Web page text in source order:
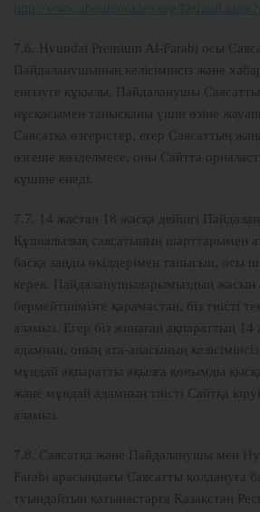
http://www.aboutcookies.org/
7.6. Hyundai Premium Al-Farabi осы
Пайдаланушының келісімінсіз және
енгізуге құқылы. Пайдаланушы
нұсқасымен танысқаны үшін өзіне
Саясатқа өзгерістер, егер Саясаттың
өзгеше көзделмесе, оны Сайтта
күшіне енеді.
7.7. 14 жастан 18 жасқа дейінгі
Құпиялылық саясатының шарттарымен
басқа заңды өкілдерімен танысып, осы
керек. Пайдаланушыларымыздың жасын
бермейтінімізге қарамастан, біз тиісті
аламыз. Егер біз жинаған ақпараттың 14
адамнан, оның ата-анасының
мұндай ақпаратты ақылға қонымды
және мұндай адамның тиісті Сайтқа
аламыз.
7.8. Саясатқа және Пайдаланушы мен
Farabi арасындағы Саясатты қолдануға
туындайтын қатынастарға Қазақстан